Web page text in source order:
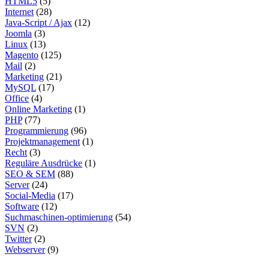
Internet (28)
Java-Script / Ajax (12)
Joomla (3)
Linux (13)
Magento (125)
Mail (2)
Marketing (21)
MySQL (17)
Office (4)
Online Marketing (1)
PHP(77)
Programmierung (96)
Projektmanagement (1)
Recht (3)
Reguläre Ausdrücke (1)
SEO & SEM (88)
Server(24)
Social-Media (17)
Software (12)
Suchmaschinen-optimierung (54)
SVN (2)
Twitter(2)
Webserver(9)